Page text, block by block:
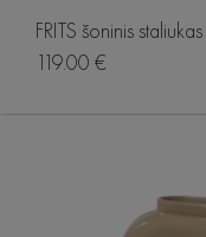
FRITS šoninis staliukas
119.00 €